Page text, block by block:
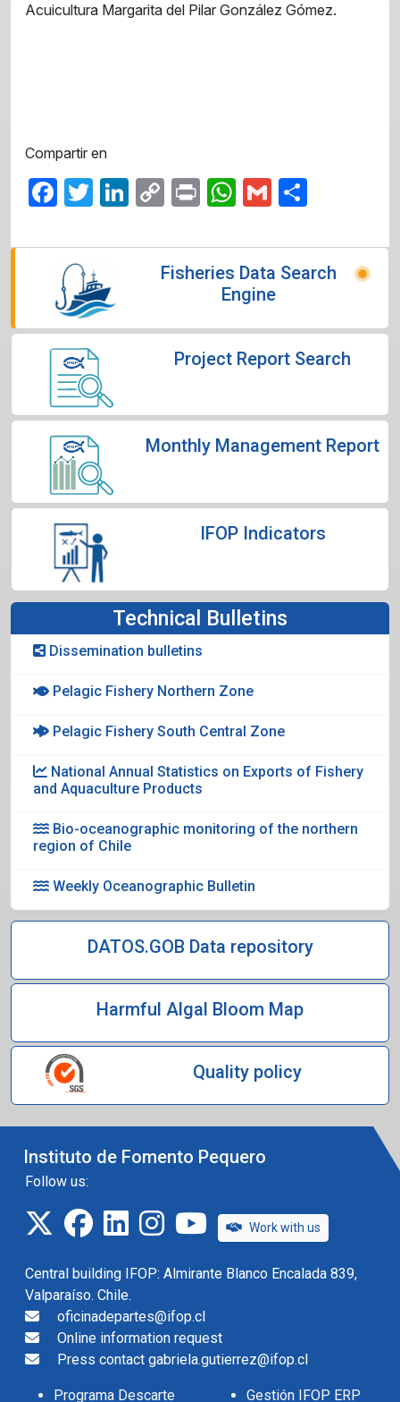
Acuicultura Margarita del Pilar González Gómez.
Compartir en
Facebook
Twitter
LinkedIn
CopyPrintWhatsApp
Gmail
Fisheries Data Search
Engine
Project Report Search
Monthly Management Report
IFOP Indicators
Technical Bulletins
Dissemination bulletins
Pelagic Fishery Northern Zone
Pelagic Fishery South Central Zone
National Annual Statistics on Exports of Fishery
and Aquaculture Products
Bio-oceanographic monitoring of the northern
region of Chile
Weekly Oceanographic Bulletin
DATOS.GOB Data repository
Harmful Algal Bloom Map
Quality policy
Instituto de Fomento Pequero
Follow us:
twitterfacebook
linkedininstagramIFOP TV
Work with us
Central building IFOP: Almirante Blanco Encalada 839,
Valparaíso. Chile.
oficinadepartes@ifop.cl
Online information request
Press contact gabriela.gutierrez@ifop.cl
Programa Descarte Gestión IFOP ERP